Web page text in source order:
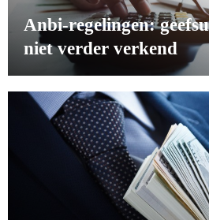
Anbi-regelingen:
niet verder verkend